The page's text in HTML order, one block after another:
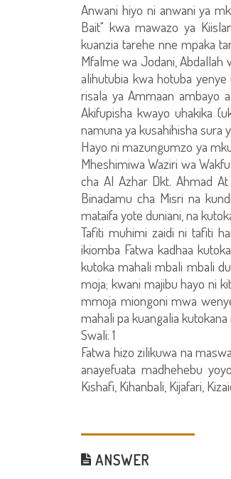
Anwani hiyo ni anwani ya
Bait" kwa mawazo ya
kuanzia tarehe nne mpaka
Mfalme wa Jodani, Abdallah
alihutubia kwa hotuba
risala ya Ammaan ambayo
Akifupisha kwayo uhakika
namuna ya kusahihisha sura
Hayo ni mazungumzo ya
Mheshimiwa Waziri wa
cha Al Azhar Dkt. Ahmad
Binadamu cha Misri na
mataifa yote duniani, na
Tafiti muhimi zaidi ni tafiti
ikiomba Fatwa kadhaa
kutoka mahali mbali mbali
moja; kwani majibu hayo ni
mmoja miongoni mwa
mahali pa kuangalia
Swali: 1
Fatwa hizo zilikuwa na
anayefuata madhehebu
Kishafi, Kihanbali, Kijafari,
ANSWER